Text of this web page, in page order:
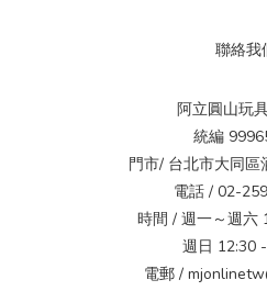
聯絡我
阿立圓山玩
統編
門市/ 台北市大同區
電話 / 02-
時間 / 週一～週六
週日 12:30
電郵 /